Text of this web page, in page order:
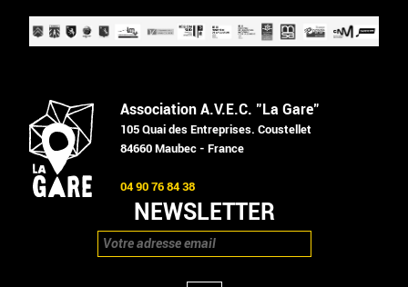
Association A.V.E.C. "La Gare"
105 Quai des Entreprises. Coustellet
84660 Maubec - France
04 90 76 84 38
NEWSLETTER